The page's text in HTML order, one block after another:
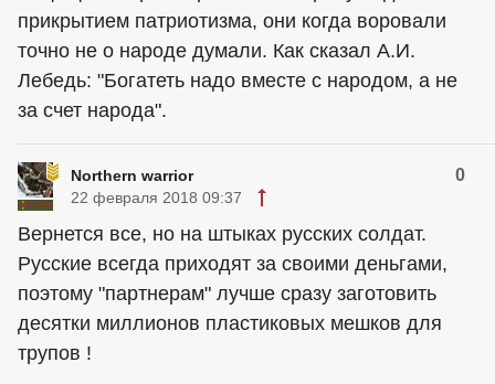
прикрытием патриотизма, они когда воровали
точно не о народе думали. Как сказал А.И.
Лебедь: "Богатеть надо вместе с народом, а не
за счет народа".
Northern warrior 0
22 февраля 2018 09:37
Вернется все, но на штыках русских солдат.
Русские всегда приходят за своими деньгами,
поэтому "партнерам" лучше сразу заготовить
десятки миллионов пластиковых мешков для
трупов !